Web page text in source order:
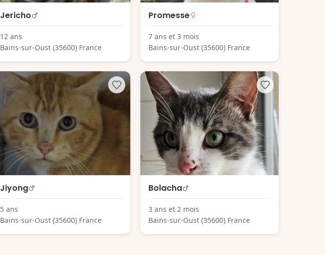
Jericho
12 ans
Bains-sur-Oust (35600) France
Promesse
7 ans et 3 mois
Bains-sur-Oust (35600) France
Jiyong
5 ans
Bains-sur-Oust (35600) France
Bolacha
3 ans et 2 mois
Bains-sur-Oust (35600) France